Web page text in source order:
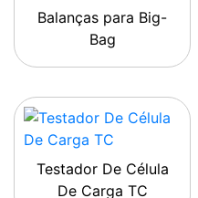
Balanças para Big-
Bag
Testador De Célula
De Carga TC